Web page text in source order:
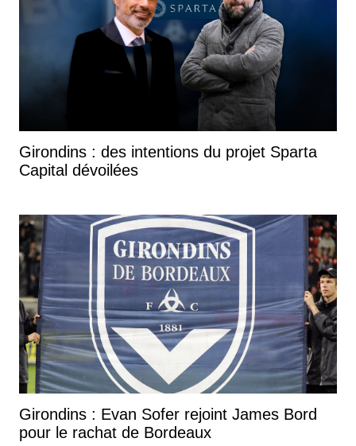
Girondins : des intentions du projet Sparta
Capital dévoilées
Girondins : Evan Sofer rejoint James Bord
pour le rachat de Bordeaux